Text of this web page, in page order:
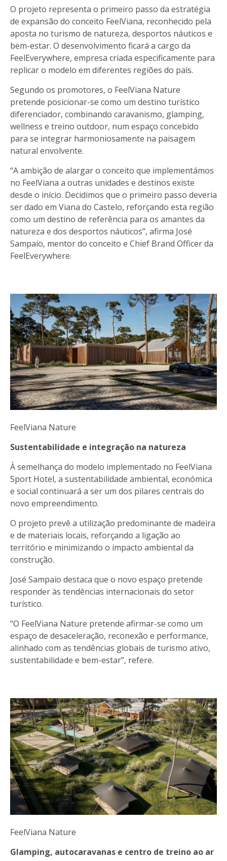
O projeto representa o primeiro passo da estratégia
de expansão do conceito FeelViana, reconhecido pela
aposta no turismo de natureza, desportos náuticos e
bem-estar. O desenvolvimento ficará a cargo da
FeelEverywhere, empresa criada especificamente para
replicar o modelo em diferentes regiões do país.
Segundo os promotores, o FeelViana Nature
pretende posicionar-se como um destino turístico
diferenciador, combinando caravanismo, glamping,
wellness e treino outdoor, num espaço concebido
para se integrar harmoniosamente na paisagem
natural envolvente.
“A ambição de alargar o conceito que implementámos
no FeelViana a outras unidades e destinos existe
desde o início. Decidimos que o primeiro passo deveria
ser dado em Viana do Castelo, reforçando esta região
como um destino de referência para os amantes da
natureza e dos desportos náuticos”, afirma José
Sampaio, mentor do conceito e Chief Brand Officer da
FeelEverywhere.
FeelViana Nature
Sustentabilidade e integração na natureza
À semelhança do modelo implementado no FeelViana
Sport Hotel, a sustentabilidade ambiental, económica
e social continuará a ser um dos pilares centrais do
novo empreendimento.
O projeto prevê a utilização predominante de madeira
e de materiais locais, reforçando a ligação ao
território e minimizando o impacto ambiental da
construção.
José Sampaio destaca que o novo espaço pretende
responder às tendências internacionais do setor
turístico.
“O FeelViana Nature pretende afirmar-se como um
espaço de desaceleração, reconexão e performance,
alinhado com as tendências globais de turismo ativo,
sustentabilidade e bem-estar”, refere.
FeelViana Nature
Glamping, autocaravanas e centro de treino ao ar